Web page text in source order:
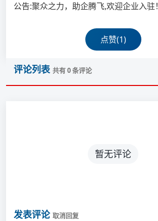
公告:聚众之力，助企腾飞,欢迎企业入驻！
点赞(1)
评论列表 共有0条评论
暂无评论
发表评论 取消回复